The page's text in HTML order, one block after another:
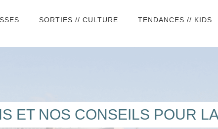
SORTIES // CULTURE TENDANCES // KIDS
ET NOS CONSEILS POUR